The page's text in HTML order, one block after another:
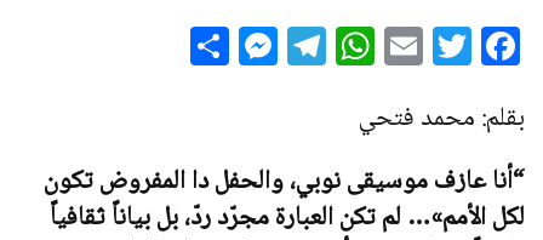
F
a
c
e
b
T
w
it
te
r
E
m
ai
l
W
h
s
A
T
el
g
ra
M
es
n
g
r
e
بقلم: محمد فتحي
“أنا عازف موسيقى نوبي، والحفل دا المفروض تكون
لكل الأمم»… لم تكن العبارة مجرّد ردّ، بل بياناً ثقافياً